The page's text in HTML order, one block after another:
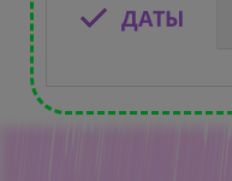
ДАТЫ